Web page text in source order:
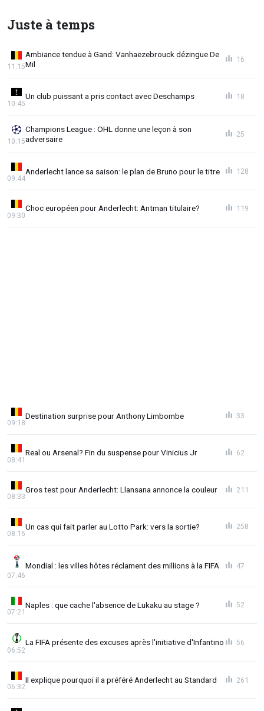
Juste à temps
Ambiance tendue à Gand: Vanhaezebrouck dézingue De
Mil
11:15
16
Un club puissant a pris contact avec Deschamps
10:45
18
Champions League : OHL donne une leçon à son
adversaire
10:15
25
Anderlecht lance sa saison: le plan de Bruno pour le titre
09:44
128
Choc européen pour Anderlecht: Antman titulaire?
09:30
119
Destination surprise pour Anthony Limbombe
09:18
33
Real ou Arsenal? Fin du suspense pour Vinicius Jr
08:41
62
Gros test pour Anderlecht: Llansana annonce la couleur
08:33
211
Un cas qui fait parler au Lotto Park: vers la sortie?
08:16
258
Mondial : les villes hôtes réclament des millions à la FIFA
07:46
47
Naples : que cache l'absence de Lukaku au stage ?
07:21
52
La FIFA présente des excuses après l'initiative d'Infantino
06:52
56
Il explique pourquoi il a préféré Anderlecht au Standard
06:32
261